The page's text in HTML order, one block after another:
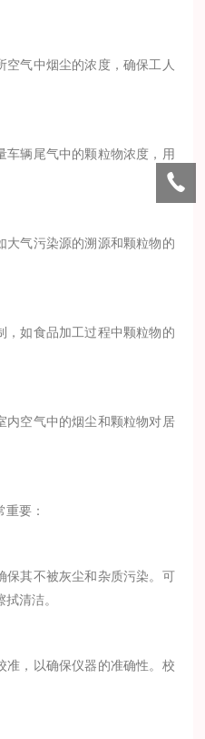
气中烟尘的浓度，确保工人
辆尾气中的颗粒物浓度，用
气污染源的溯源和颗粒物的
如食品加工过程中颗粒物的
空气中的烟尘和颗粒物对居
要：
其不被灰尘和杂质污染。可
清洁。
，以确保仪器的准确性。校